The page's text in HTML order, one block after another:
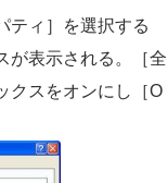
ティ］を選択する
が表示される。［全
クスをオンにし［O